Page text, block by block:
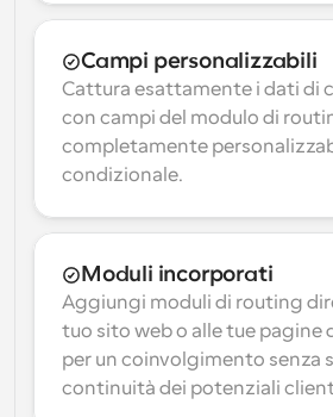
Campi personalizzabili
Cattura esattamente i dati di
con campi del modulo di
completamente
condizionale.
Moduli incorporati
Aggiungi moduli di routing
tuo sito web o alle tue pagine
per un coinvolgimento senza
continuità dei potenziali